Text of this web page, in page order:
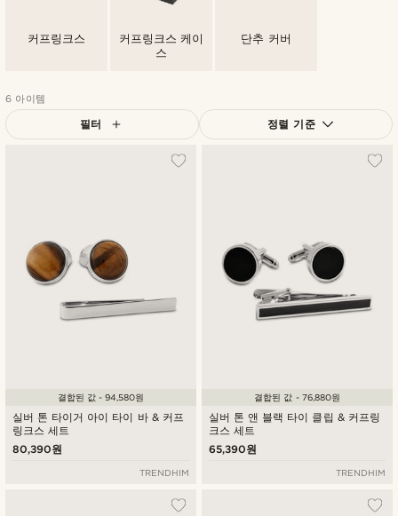
커프링크스
커프링크스 케이
스
단추 커버
6 아이템
필터 정렬 기준
실버 톤 타이거 아이 타이 바 & 커프
링크스 세트
80,390원
결합된 값 - 94,580원
TRENDHIM
실버 톤 앤 블랙 타이 클립 & 커프링
크스 세트
65,390원
결합된 값 - 76,880원
TRENDHIM